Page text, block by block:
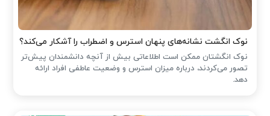
نوک انگشت نشانه‌های پنهان استرس و اضطراب را آشکار می‌کند؟
نوک انگشتان ممکن است اطلاعاتی بیش از آنچه دانشمندان پیش‌تر
تصور می‌کردند، درباره میزان استرس و وضعیت عاطفی افراد ارائه
دهد.